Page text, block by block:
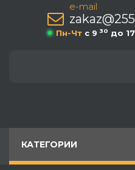
e-mail
Пн-Чт c 9 30 до 17
КАТЕГОРИИ